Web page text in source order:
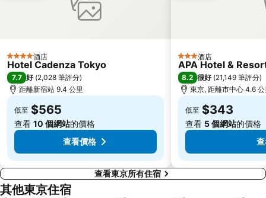
水道橋站
Shinjuku-gyoemmae Metro Station
Shinagawa
Hamamatsucho station
Ofuna Station
Nishi-Kasai Metro Station
Fujisawa Station
Shimbashi Metro Station
Chiba Station
Toyosu Station
4 星級 酒店
Hotel Cadenza Tokyo
7.7 好 (2,028 筆評分)
距離新宿站 9.4 公里
低至 $565
查看 10 個網站的價格
查看價格
3 星級酒店
APA Hotel &
8.2 很好 (21,149 筆評分)
東京, 距離市中心 4.6
低至 $343
查看 5 個網站的價格
查看東京所有住宿
其他東京住宿